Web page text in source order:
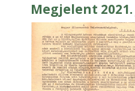
Megjelent